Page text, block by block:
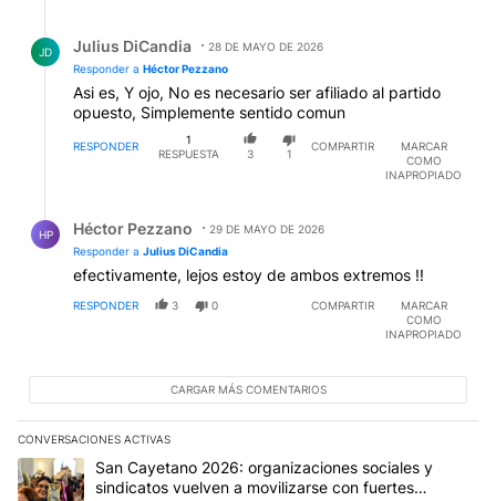
JD Julius DiCandia
28 DE MAYO DE 2026
Responder a Héctor Pezzano
Asi es, Y ojo, No es necesario ser afiliado al partido
opuesto, Simplemente sentido comun
RESPONDER
1
RESPUESTA
3 1
COMPARTIR
MARCAR
COMO
INAPROPIADO
HP Héctor Pezzano
29 DE MAYO DE 2026
Responder a Julius DiCandia
efectivamente, lejos estoy de ambos extremos !!
RESPONDER 3 0 COMPARTIR
MARCAR
COMO
INAPROPIADO
CARGAR MÁS COMENTARIOS
CONVERSACIONES ACTIVAS
Este listado muestra los artículos con más comentarios en los
Un artículo de tendencia con el título "San Cayetano 2026:
San Cayetano 2026: organizaciones sociales y
sindicatos vuelven a movilizarse con fuertes